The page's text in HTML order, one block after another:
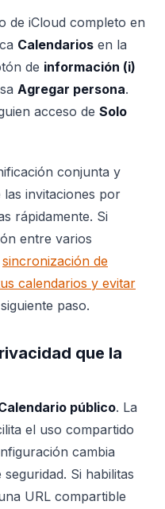
de iCloud completo en
Calendarios en la
de información (i)
Agregar persona.
acceso de Solo
conjunta y
invitaciones por
rápidamente. Si
entre varios
sincronización de
calendarios y evitar
paso.
que la
público. La
el uso compartido
cambia
Si habilitas
URL compartible